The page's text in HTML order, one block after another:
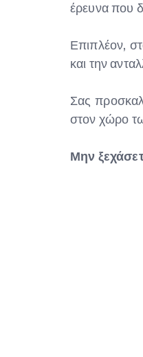
έρευνα που
Επιπλέον,
και την
Σας
στον χώρο
Μην